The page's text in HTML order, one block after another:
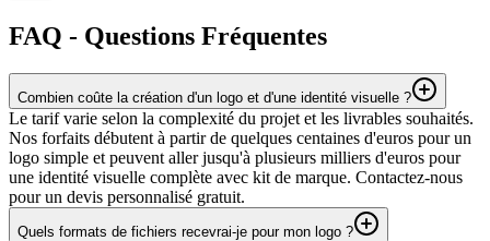
FAQ - Questions Fréquentes
Combien coûte la création d'un logo et d'une identité visuelle ?
Le tarif varie selon la complexité du projet et les livrables souhaités.
Nos forfaits débutent à partir de quelques centaines d'euros pour un
logo simple et peuvent aller jusqu'à plusieurs milliers d'euros pour
une identité visuelle complète avec kit de marque. Contactez-nous
pour un devis personnalisé gratuit.
Quels formats de fichiers recevrai-je pour mon logo ?